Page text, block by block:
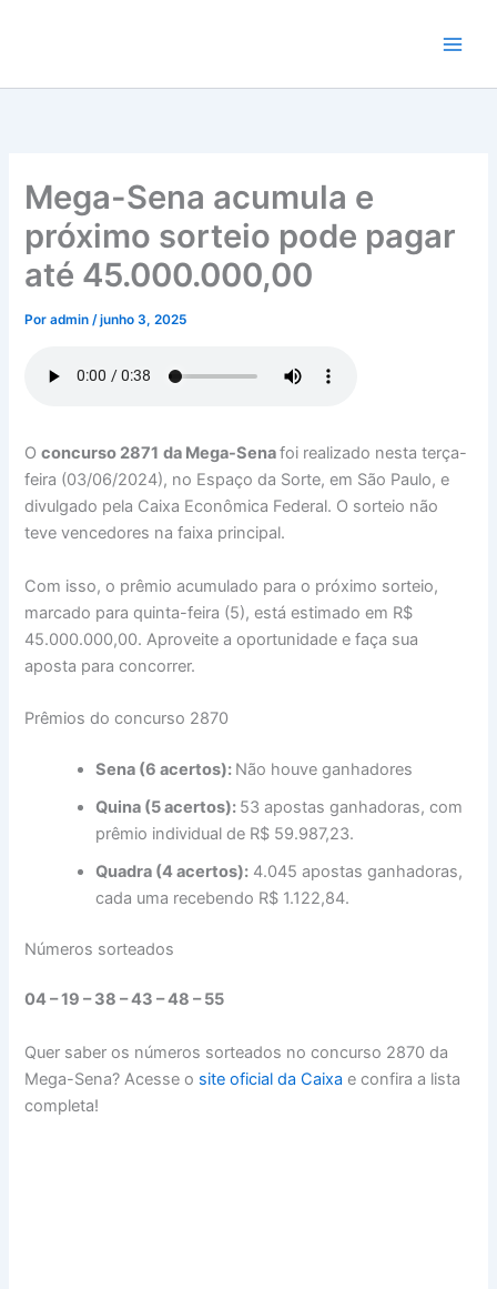
conteúdo
Mega-Sena acumula e
próximo sorteio pode pagar
até 45.000.000,00
Poradmin/junho 3, 2025
Oconcurso 2871 da Mega-Senafoi realizado nesta terça-
feira (03/06/2024), no Espaço da Sorte, em São Paulo, e
divulgado pela Caixa Econômica Federal. O sorteio não
teve vencedores na faixa principal.
Com isso, o prêmio acumulado para o próximo sorteio,
marcado para quinta-feira (5), está estimado em R$
45.000.000,00. Aproveite a oportunidade e faça sua
aposta para concorrer.
Prêmios do concurso 2870
Sena (6 acertos): Não houve ganhadores
Quina (5 acertos): 53 apostas ganhadoras, com
prêmio individual de R$ 59.987,23.
Quadra (4 acertos): 4.045 apostas ganhadoras,
cada uma recebendo R$ 1.122,84.
Números sorteados
04 – 19 – 38 – 43 – 48 – 55
Quer saber os números sorteados no concurso 2870 da
Mega-Sena? Acesse o site oficial da Caixa e confira a lista
completa!